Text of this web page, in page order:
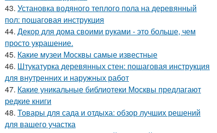
43. Установка водяного теплого пола на деревянный
пол: пошаговая инструкция
44. Декор для дома своими руками - это больше, чем
просто украшение.
45. Какие музеи Москвы самые известные
46. Штукатурка деревянных стен: пошаговая инструкция
для внутренних и наружных работ
47. Какие уникальные библиотеки Москвы предлагают
редкие книги
48. Товары для сада и отдыха: обзор лучших решений
для вашего участка